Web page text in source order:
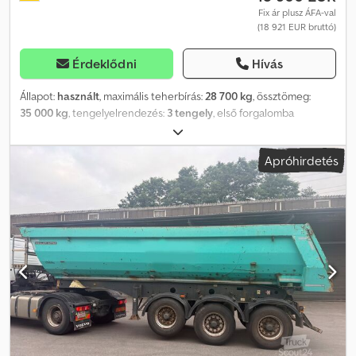
Fix ár plusz ÁFA-val
(18 921 EUR bruttó)
Érdeklődni Hívás
Állapot: használt, maximális teherbírás:28 700 kg, össztömeg:
35 000 kg, tengelyelrendezés: 3 tengely, első forgalomba
, raktér hossza:7 650 mm
2 300 mm, raktérmagasság:1 450 mm, rakodótér térfogata:25 m³,
, • Acél félhéjú plató • Összecsukható
alvázvédelem • Dobfék • ABS • Légrugózás • EBS • Támasztólábak •
Hengeres ponyva • BPW tengelyek Credpfx Aszri E Rongjf A
megadott adatok tájékoztató jellegűek / A változtatás jogát
fenntartjuk.
Apróhirdetés